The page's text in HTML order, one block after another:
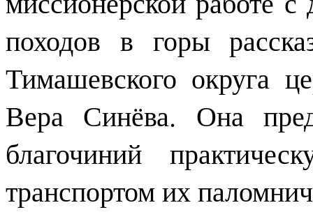
походов в горы
Тимашевского округа
Вера Синёва. Она
благочиний
транспортом их